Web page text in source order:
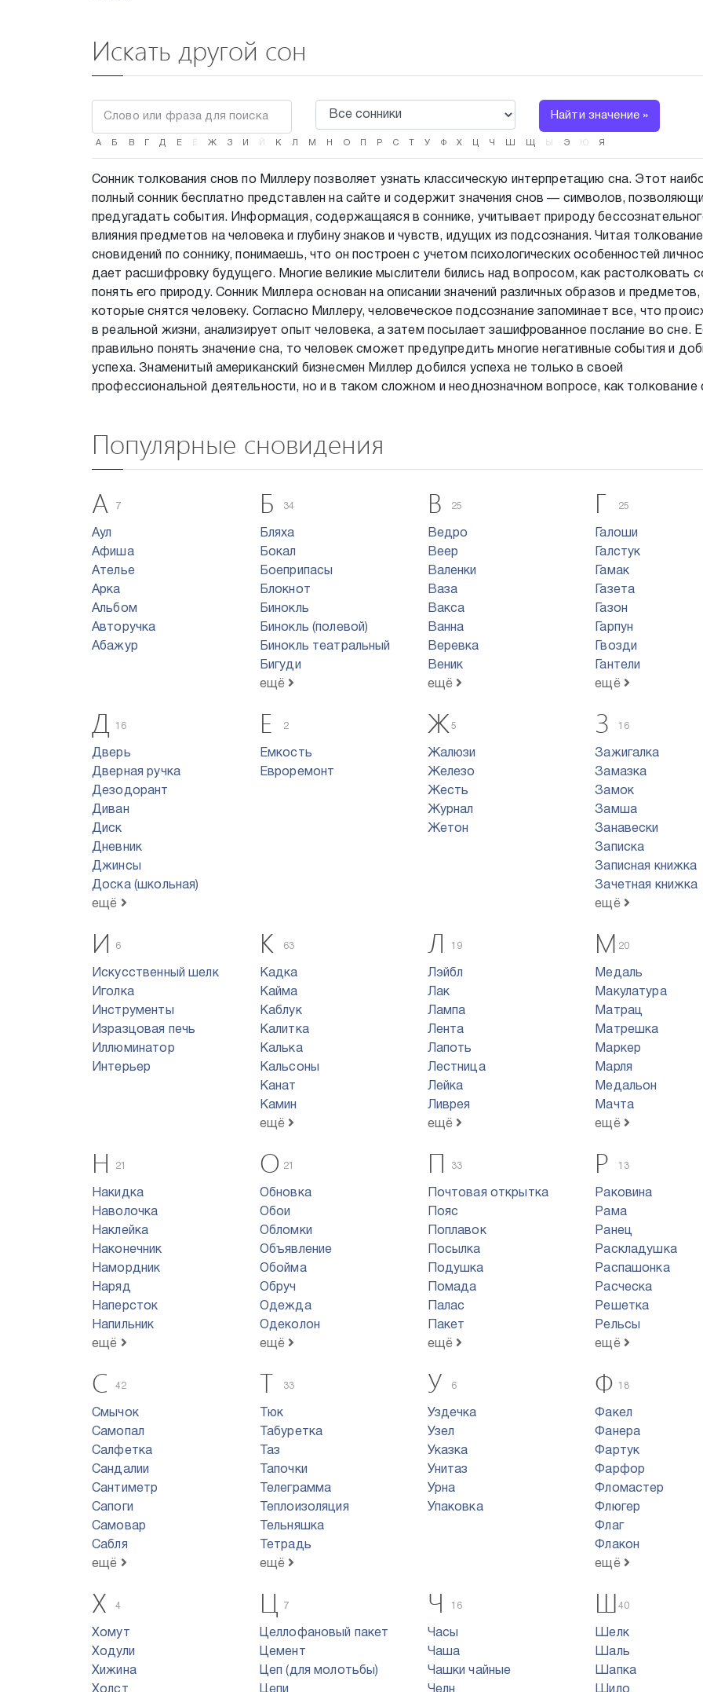
Искать другой сон
Найти значение »
А Б В Д Е Ё Ж З И Й К Л М Н О Р С У Ф Х Ц Ч Ш Щ Ы Э Ю Я
Сонник толкования снов по Миллеру позволяет узнать классическую интерпретацию сна. Этот
полный сонник бесплатно представлен на сайте и содержит значения снов — символов,
предугадать события. Информация, содержащаяся в соннике, учитывает природу
влияния предметов на человека и глубину знаков и чувств, идущих из подсознания. Читая толкование
сновидений по соннику, понимаешь, что он построен с учетом психологических особенностей
дает расшифровку будущего. Многие великие мыслители бились над вопросом, как растолковать
понять его природу. Сонник Миллера основан на описании значений различных образов и предметов,
которые снятся человеку. Согласно Миллеру, человеческое подсознание запоминает все, что
в реальной жизни, анализирует опыт человека, а затем посылает зашифрованное послание во сне.
правильно понять значение сна, то человек сможет предупредить многие негативные события и
успеха. Знаменитый американский бизнесмен Миллер добился успеха не только в своей
профессиональной деятельности, но и в таком сложном и неоднозначном вопросе, как толкование
Популярные сновидения
А
7
Аул
Афиша
Ателье
Арка
Альбом
Авторучка
Абажур
Б 34
Бляха
Бокал
Боеприпасы
Блокнот
Бинокль
Бинокль (полевой)
Бинокль театральный
Бигуди
ещё
В 25
Ведро
Веер
Валенки
Ваза
Вакса
Ванна
Веревка
Веник
ещё
Г 25
Галоши
Галстук
Гамак
Газета
Газон
Гарпун
Гвозди
Гантели
ещё
Д 16
Дверь
Дверная ручка
Дезодорант
Диван
Диск
Дневник
Джинсы
Доска (школьная)
ещё
Е 2
Емкость
Евроремонт
Ж 5
Жалюзи
Железо
Жесть
Журнал
Жетон
З 16
Зажигалка
Замазка
Замок
Замша
Занавески
Записка
Записная книжка
Зачетная книжка
ещё
И 6
Искусственный шелк
Иголка
Инструменты
Изразцовая печь
Иллюминатор
Интерьер
К 63
Кадка
Кайма
Каблук
Калитка
Калька
Кальсоны
Канат
Камин
ещё
Л 19
Лэйбл
Лак
Лампа
Лента
Лапоть
Лестница
Лейка
Ливрея
ещё
М 20
Медаль
Макулатура
Матрац
Матрешка
Маркер
Марля
Медальон
Мачта
ещё
Н 21
Накидка
Наволочка
Наклейка
Наконечник
Намордник
Наряд
Наперсток
Напильник
ещё
О 21
Обновка
Обои
Обломки
Объявление
Обойма
Обруч
Одежда
Одеколон
ещё
П 33
Почтовая открытка
Пояс
Поплавок
Посылка
Подушка
Помада
Палас
Пакет
ещё
Р 13
Раковина
Рама
Ранец
Раскладушка
Распашонка
Расческа
Решетка
Рельсы
ещё
С 42
Смычок
Самопал
Салфетка
Сандалии
Сантиметр
Сапоги
Самовар
Сабля
ещё
Т 33
Тюк
Табуретка
Таз
Тапочки
Телеграмма
Теплоизоляция
Тельняшка
Тетрадь
ещё
У 6
Уздечка
Узел
Указка
Унитаз
Урна
Упаковка
Ф 18
Факел
Фанера
Фартук
Фарфор
Фломастер
Флюгер
Флаг
Флакон
ещё
Х 4
Хомут
Ходули
Хижина
Холст
Ц 7
Целлофановый пакет
Цемент
Цеп (для молотьбы)
Цепи
Ч 16
Часы
Чаша
Чашки чайные
Челн
Ш 40
Шелк
Шаль
Шапка
Шило